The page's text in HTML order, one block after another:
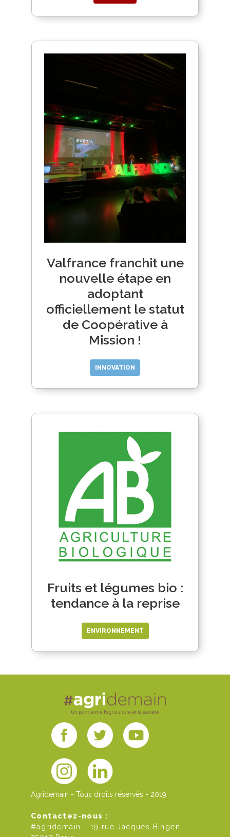
Valfrance franchit une
nouvelle étape en
adoptant
officiellement le statut
de Coopérative à
Mission !
INNOVATION
Fruits et légumes bio :
tendance à la reprise
ENVIRONNEMENT
Agridemain - Tous droits réservés - 2019
Contactez-nous :
#agridemain - 19 rue Jacques Bingen -